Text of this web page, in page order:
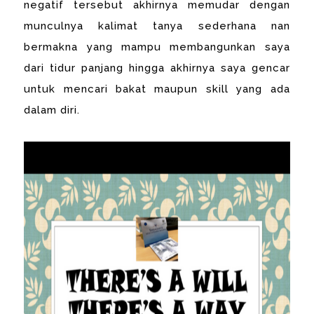
negatif tersebut akhirnya memudar dengan
munculnya kalimat tanya sederhana nan
bermakna yang mampu membangunkan saya
dari tidur panjang hingga akhirnya saya gencar
untuk mencari bakat maupun skill yang ada
dalam diri.